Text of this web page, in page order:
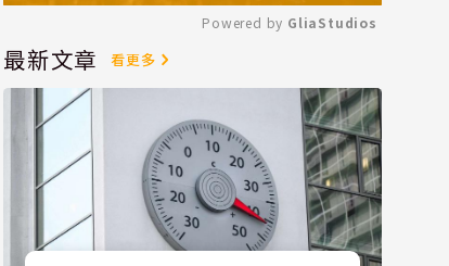
Mute
Powered by GliaStudios
最新文章 看更多